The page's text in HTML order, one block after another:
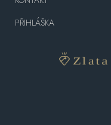
PŘIHLÁŠKA